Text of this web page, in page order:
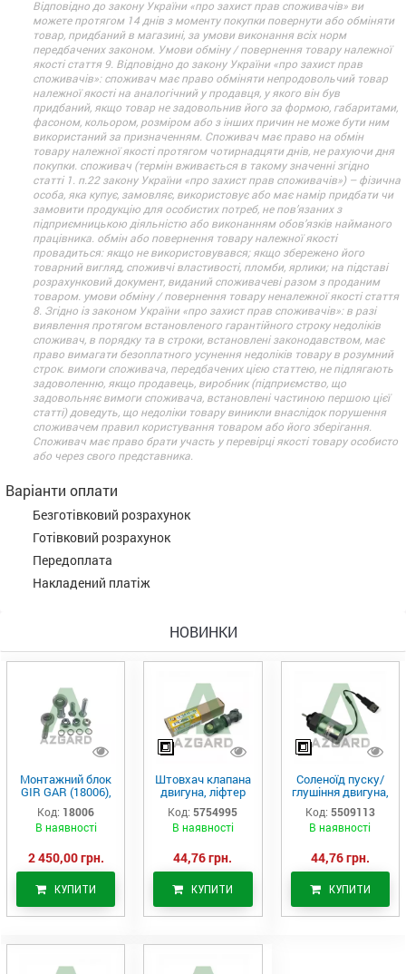
Відповідно до закону України «про захист прав споживачів» ви
можете протягом 14 днів з моменту покупки повернути або обміняти
товар, придбаний в магазині, за умови виконання всіх норм
передбачених законом. Умови обміну / повернення товару належної
якості стаття 9. Відповідно до закону України «про захист прав
споживачів»: споживач має право обміняти непродовольчий товар
належної якості на аналогічний у продавця, у якого він був
придбаний, якщо товар не задовольнив його за формою, габаритами,
фасоном, кольором, розміром або з інших причин не може бути ним
використаний за призначенням. Споживач має право на обмін
товару належної якості протягом чотирнадцяти днів, не рахуючи дня
покупки. споживач (термін вживається в такому значенні згідно
статті 1. п.22 закону України «про захист прав споживачів») – фізична
особа, яка купує, замовляє, використовує або має намір придбати чи
замовити продукцію для особистих потреб, не пов’язаних з
підприємницькою діяльністю або виконанням обов’язків найманого
працівника. обмін або повернення товару належної якості
провадиться: якщо не використовувався; якщо збережено його
товарний вигляд, споживчі властивості, пломби, ярлики; на підставі
розрахунковий документ, виданий споживачеві разом з проданим
товаром. умови обміну / повернення товару неналежної якості стаття
8. Згідно із законом України «про захист прав споживачів»: в разі
виявлення протягом встановленого гарантійного строку недоліків
споживач, в порядку та в строки, встановлені законодавством, має
право вимагати безоплатного усунення недоліків товару в розумний
строк. вимоги споживача, передбачених цією статтею, не підлягають
задоволенню, якщо продавець, виробник (підприємство, що
задовольняє вимоги споживача, встановлені частиною першою цієї
статті) доведуть, що недоліки товару виникли внаслідок порушення
споживачем правил користування товаром або його зберігання.
Споживач має право брати участь у перевірці якості товару особисто
або через свого представника.
Варіанти оплати
Безготівковий розрахунок
Готівковий розрахунок
Передоплата
Накладений платіж
НОВИНКИ
Монтажний блок
GIR GAR (18006),
Аналог
Код: 18006
В наявності
2 450,00 грн.
КУПИТИ
Штовхач клапана
двигуна, ліфтер
(575-4995)
Код: 5754995
В наявності
44,76 грн.
КУПИТИ
Соленоїд пуску/
глушіння двигуна,
актуатор (550-
9113)
Код: 5509113
В наявності
44,76 грн.
КУПИТИ